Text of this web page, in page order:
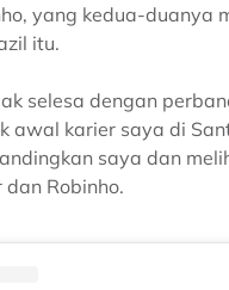
yang kedua-duanya
itu.
selesa dengan
awal karier saya di
saya dan
Robinho.